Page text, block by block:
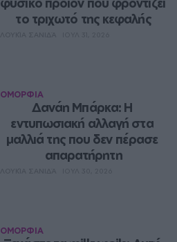
το τριχωτό της κεφαλής
ΟΜΟΡΦΙΑ
Δανάη Μπάρκα: Η
εντυπωσιακή αλλαγή στα
μαλλιά της που δεν πέρασε
απαρατήρητη
ΟΜΟΡΦΙΑ